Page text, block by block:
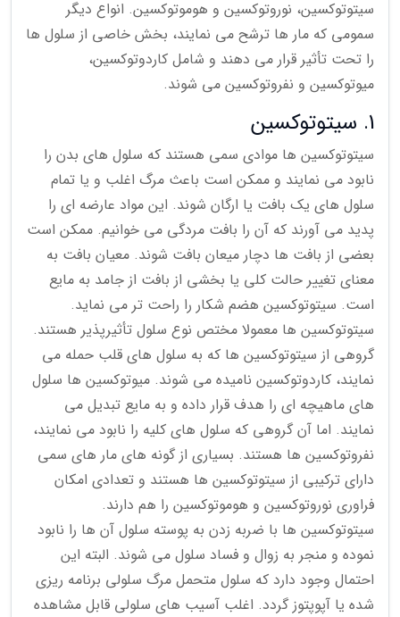
سیتوتوکسین، نوروتوکسین و هوموتوکسین. انواع دیگر
سمومی که مار ها ترشح می نمایند، بخش خاصی از سلول ها
را تحت تأثیر قرار می دهند و شامل کاردوتوکسین،
میوتوکسین و نفروتوکسین می شوند.
1. سیتوتوکسین
سیتوتوکسین ها موادی سمی هستند که سلول های بدن را
نابود می نمایند و ممکن است باعث مرگ اغلب و یا تمام
سلول های یک بافت یا ارگان شوند. این مواد عارضه ای را
پدید می آورند که آن را بافت مردگی می خوانیم. ممکن است
بعضی از بافت ها دچار میعان بافت شوند. معیان بافت به
معنای تغییر حالت کلی یا بخشی از بافت از جامد به مایع
است. سیتوتوکسین هضم شکار را راحت تر می نماید.
سیتوتوکسین ها معمولا مختص نوع سلول تأثیرپذیر هستند.
گروهی از سیتوتوکسین ها که به سلول های قلب حمله می
نمایند، کاردوتوکسین نامیده می شوند. میوتوکسین ها سلول
های ماهیچه ای را هدف قرار داده و به مایع تبدیل می
نمایند. اما آن گروهی که سلول های کلیه را نابود می نمایند،
نفروتوکسین ها هستند. بسیاری از گونه های مار های سمی
دارای ترکیبی از سیتوتوکسین ها هستند و تعدادی امکان
فراوری نوروتوکسین و هوموتوکسین را هم دارند.
سیتوتوکسین ها با ضربه زدن به پوسته سلول آن ها را نابود
نموده و منجر به زوال و فساد سلول می شوند. البته این
احتمال وجود دارد که سلول متحمل مرگ سلولی برنامه ریزی
شده یا آپوپتوز گردد. اغلب آسیب های سلولی قابل مشاهده